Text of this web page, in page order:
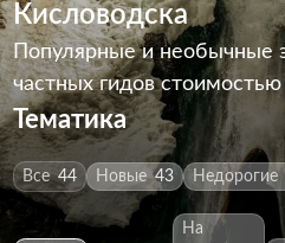
Кисловодска
Популярные и необычные
частных гидовстоимостью
Тематика
Все 44 Новые 43 Недорогие
На